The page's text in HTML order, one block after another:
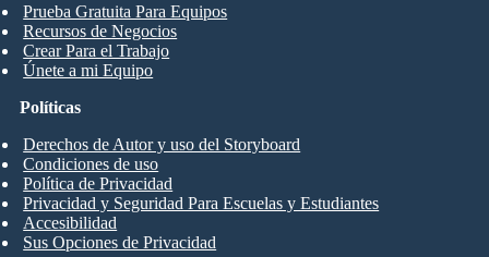
Prueba Gratuita Para Equipos
Recursos de Negocios
Crear Para el Trabajo
Únete a mi Equipo
Políticas
Derechos de Autor y uso del Storyboard
Condiciones de uso
Política de Privacidad
Privacidad y Seguridad Para Escuelas y Estudiantes
Accesibilidad
Sus Opciones de Privacidad